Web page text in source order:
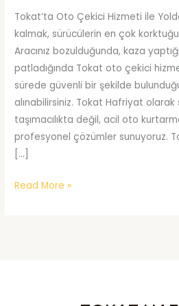
Tokat’ta Oto Çekici Hizmeti ile
kalmak, sürücülerin en çok
Aracınız bozulduğunda, kaza
patladığında Tokat oto çekici
sürede güvenli bir şekilde
alınabilirsiniz. Tokat Hafriyat
taşımacılıkta değil, acil oto
profesyonel çözümler sunuyoruz.
[…]
Tokat
Read More »